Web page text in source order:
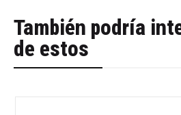
También podría
de estos